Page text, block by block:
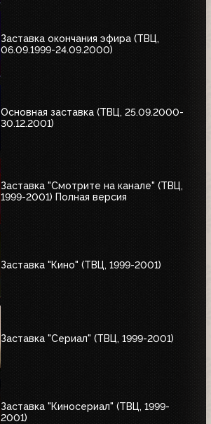
Заставка окончания эфира (ТВЦ,
06.09.1999-24.09.2000)
Основная заставка (ТВЦ, 25.09.2000-
30.12.2001)
Заставка "Смотрите на канале" (ТВЦ,
1999-2001) Полная версия
Заставка "Кино" (ТВЦ, 1999-2001)
Заставка "Сериал" (ТВЦ, 1999-2001)
Заставка "Киносериал" (ТВЦ, 1999-
2001)